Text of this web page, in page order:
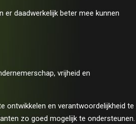
daadwerkelijk beter mee kunnen
vrijheid en
ontwikkelen en verantwoordelijkheid te
zo goed mogelijk te ondersteunen.